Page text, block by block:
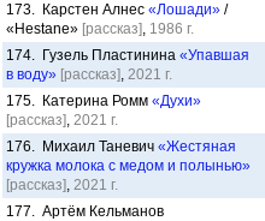
173. Карстен Алнес «Лошади» /
«Hestane» [рассказ], 1986 г.
174. Гузель Пластинина «Упавшая
в воду» [рассказ], 2021 г.
175. Катерина Ромм «Духи»
[рассказ], 2021 г.
176. Михаил Таневич «Жестяная
кружка молока с медом и полынью»
[рассказ], 2021 г.
177. Артём Кельманов